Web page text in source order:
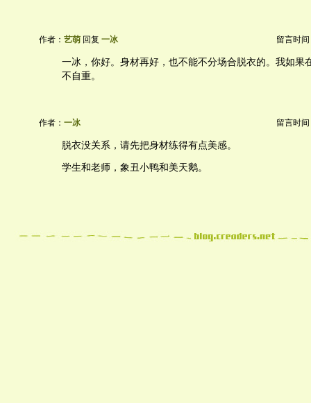
作者： 艺萌 回复 一冰 留言时间
一冰，你好。身材再好，也不能不分场合脱衣的。我如果
不自重。
作者： 一冰 留言时间
脱衣没关系，请先把身材练得有点美感。
学生和老师，象丑小鸭和美天鹅。